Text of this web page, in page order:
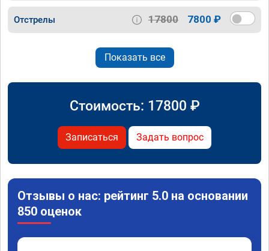
Отстрелы 17800 7800 ₽
Показать все
Стоимость: 17800 ₽
Записаться Задать вопрос
Отзывы о нас: рейтинг 5.0 на основании
850 оценок